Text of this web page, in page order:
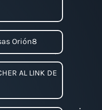
Orión8
AL LINK DE